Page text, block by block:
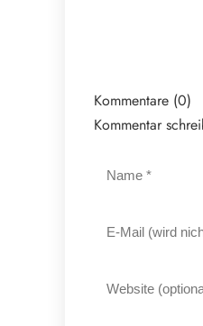
Kommentare (0)
Kommentar